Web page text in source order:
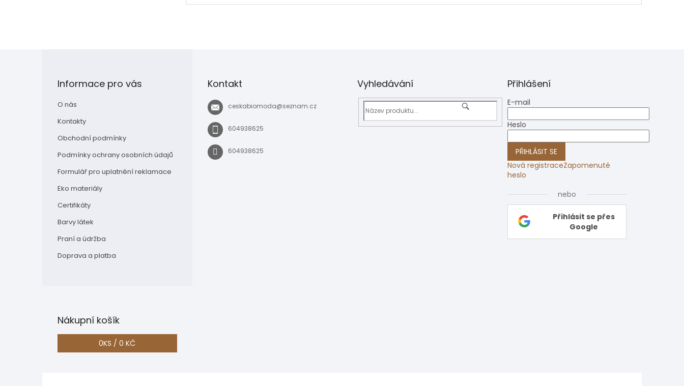
Informace pro vás
O nás
Kontakty
Obchodní podmínky
Podmínky ochrany osobních údajů
Formulář pro uplatnění reklamace
Eko materiály
Certifikáty
Barvy látek
Praní a údržba
Doprava a platba
Kontakt
ceskabiomoda@seznam.cz
604938625
604938625
Vyhledávání Přihlášení
E-mail
Heslo
PŘIHLÁSIT SE
Nová registraceZapomenuté
heslo
nebo
Přihlásit se přes
Google
Nákupní košík
0KS /0 KČ